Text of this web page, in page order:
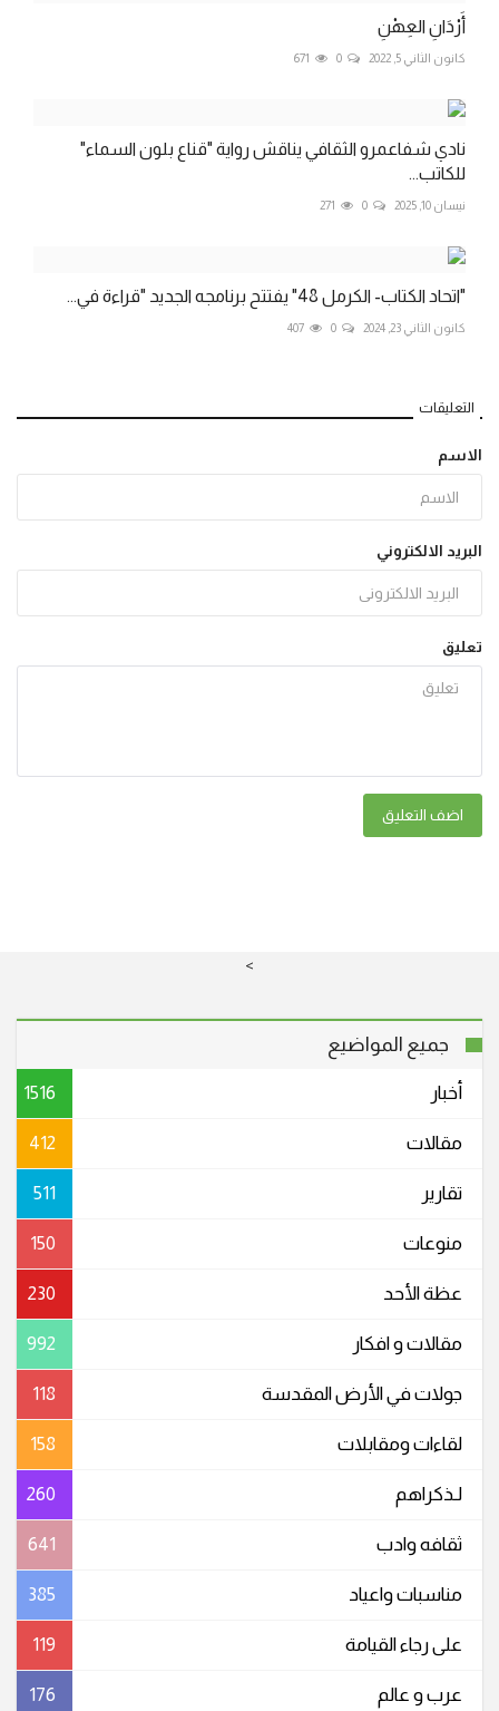
أَرْدَانِ العِهْنِ
كانون الثاني 5, 2022 0
671
نادي شفاعمرو الثقافي يناقش رواية "قناع بلون السماء"
للكاتب...
نيسان 10, 2025 0
271
"اتحاد الكتاب- الكرمل 48" يفتتح برنامجه الجديد "قراءة في...
كانون الثاني 23, 2024 0
407
التعليقات
الاسم
البريد الالكتروني
تعليق
اضف التعليق
>
جميع المواضيع
أخبار 1516
مقالات 412
تقارير 511
منوعات 150
عظة الأحد 230
مقالات و افكار 992
جولات في الأرض المقدسة 118
لقاءات ومقابلات 158
لـذكراهم 260
ثقافه وادب 641
مناسبات واعیاد 385
على رجاء القيامة 119
عرب و عالم 176